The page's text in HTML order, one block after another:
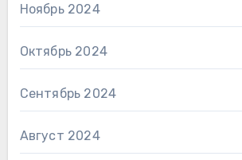
Ноябрь 2024
Октябрь 2024
Сентябрь 2024
Август 2024